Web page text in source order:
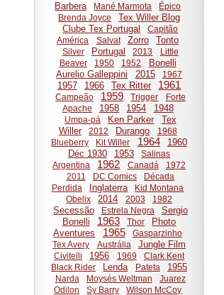
Barbera
Mané Marmota
Épico
Brenda Joyce
Tex Willer Blog
Clube Tex Portugal
Capitão
América
Salvat Zorro Tonto
Silver Portugal 2013
Little
Beaver
1950 1952
Bonelli
Aurelio Galleppini
2015 1967
1957 1966 Tex Ritter 1961
Campeão 1959 Trigger
Forte
Apache
1958 1954 1948
Umpa-pá Ken Parker
Tex
Willer
2012 Durango
1968
Blueberry
Kit Willer 1964
1960
Déc 1930
1953
Salinas
Argentina
1962 Canadá
1972
2011
DC Comics
Década
Perdida
Inglaterra
Kid Montana
Obelix
2014 2003 1982
Secessão Estrela Negra
Sergio
Bonelli
1963 Thor
Photo
Aventures
1965
Gasparzinho
Tex Avery
Austrália Jungle Film
Civitelli 1956 1969
Clark Kent
Black Rider
Lenda Pateta 1955
Narda Moysés Weltman
Juarez
Odilon
Sy Barry
Wilson McCoy